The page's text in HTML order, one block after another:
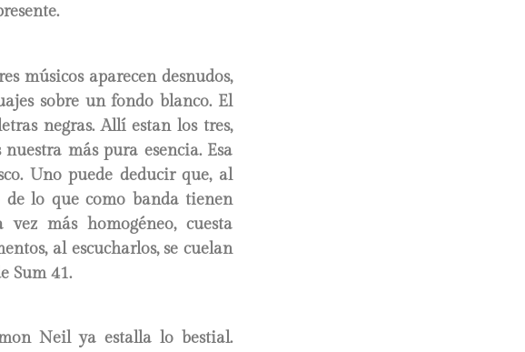
músicos aparecen desnudos,
sobre un fondo blanco. El
negras. Allí estan los tres,
más pura esencia. Esa
Uno puede deducir que, al
de lo que como banda tienen
más homogéneo, cuesta
al escucharlos, se cuelan
Sum 41.
Neil ya estalla lo bestial.